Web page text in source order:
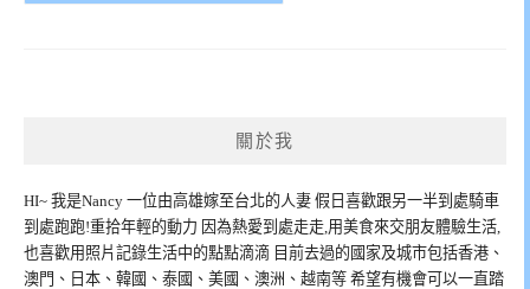
關於我
HI~ 我是Nancy 一位由高雄嫁至台北的人妻 假日喜歡跟另一半到處騎車
到處跑跑!重拾年輕的動力 因為熱愛到處走走,用美食來交朋友體驗生活,
也喜歡用照片記錄生活中的點點滴滴 目前去過的國家及城市包括香港、
澳門、日本、韓國、泰國、美國、澳洲、越南等 希望有機會可以一直踏